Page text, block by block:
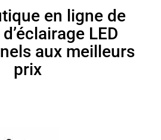
en ligne de
LED
aux meilleurs
prix